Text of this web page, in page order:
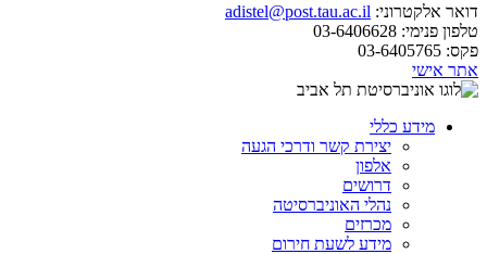
דואר אלקטרוני: adistel@post.tau.ac.il
טלפון פנימי:
פקס:
אתר אישי
מידע כללי
יצירת קשר ודרכי הגעה
אלפון
דרושים
נהלי האוניברסיטה
מכרזים
מידע לשעת חירום